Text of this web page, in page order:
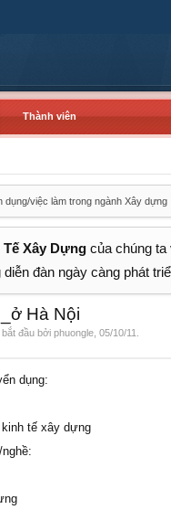
Thành viên
dụng/việc làm trong ngành Xây dựng
Tế Xây Dựng của chúng
đàn ngày càng phát
Hà Nội
bắt đầu bởi phuongle 05/10/11
dụng:
tế xây dựng
nghề: